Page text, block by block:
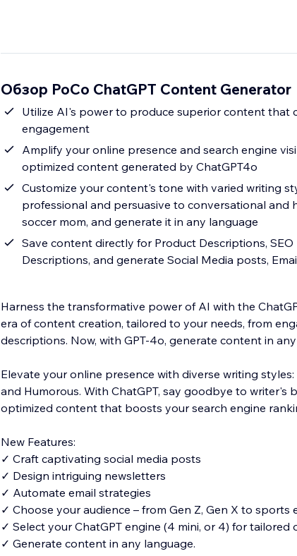
Обзор PoCo ChatGPT Content Generator
Utilize AI's power to produce superior content that captivates your audience and heightens
engagement
Amplify your online presence and search engine
optimized content generated by ChatGPT4o
Customize your content's tone with varied writing
professional and persuasive to conversational and
soccer mom, and generate it in any language
Save content directly for Product Descriptions, SEO
Descriptions, and generate Social Media posts,
Harness the transformative power of AI with the
era of content creation, tailored to your needs, from
descriptions. Now, with GPT-4o, generate content in
Elevate your online presence with diverse writing
and Humorous. With ChatGPT, say goodbye to writer's
optimized content that boosts your search engine
New Features:
✓ Craft captivating social media posts
✓ Design intriguing newsletters
✓ Automate email strategies
✓ Choose your audience – from Gen Z, Gen X to
✓ Select your ChatGPT engine (4 mini, or 4) for tailored
✓ Generate content in any language.